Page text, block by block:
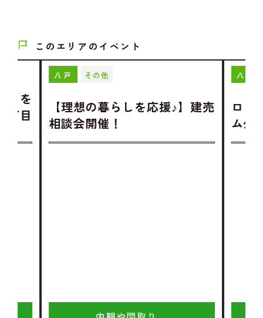
このエリアのイベント
しを
丁目
八戸 その他
【理想の暮らしを応援♪】建売
相談会開催！
八戸
ロゴ
ム公